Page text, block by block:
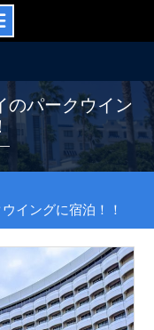
のパークウイン
イングに宿泊！！